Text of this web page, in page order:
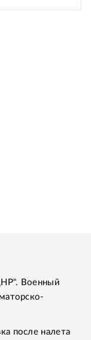
Военный
после налета